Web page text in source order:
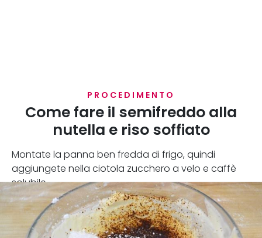
PROCEDIMENTO
Come fare il semifreddo alla
nutella e riso soffiato
Montate la panna ben fredda di frigo, quindi
aggiungete nella ciotola zucchero a velo e caffè
solubile.